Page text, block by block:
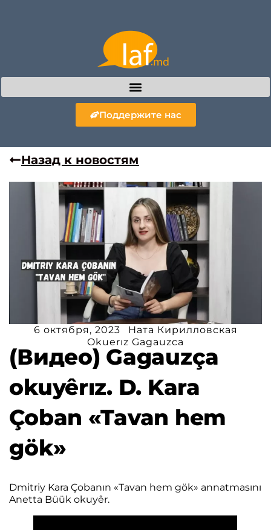
Поддержите нас
Назад к новостям
6 октября, 2023
Ната Кирилловская
Okuerız Gagauzca
(Видео) Gagauzça
okuyêrız. D. Kara
Çoban «Tavan hem
gök»
Dmitriy Kara Çobanın «Tavan hem gök» annatmasını
Anetta Büük okuyêr.